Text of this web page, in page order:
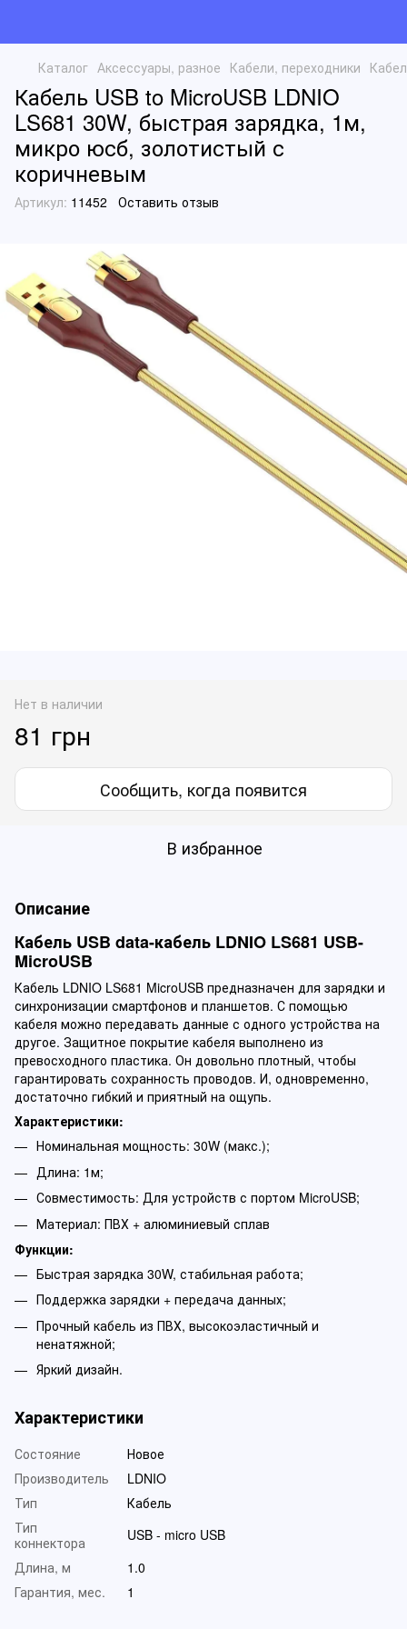
Каталог Аксессуары, разное Кабели, переходники
Кабель USB to MicroUSB LDNIO
LS681 30W, быстрая зарядка, 1м,
микро юсб, золотистый с
коричневым
Артикул: 11452 Оставить отзыв
Нет в наличии
81 грн
Сообщить, когда появится
В избранное
Описание
Кабель USB data-кабель LDNIO LS681 USB-
MicroUSB
Кабель LDNIO LS681 MicroUSB предназначен для зарядки и
синхронизации смартфонов и планшетов. С помощью
кабеля можно передавать данные с одного устройства на
другое. Защитное покрытие кабеля выполнено из
превосходного пластика. Он довольно плотный, чтобы
гарантировать сохранность проводов. И, одновременно,
достаточно гибкий и приятный на ощупь.
Характеристики:
Номинальная мощность: 30W (макс.);
Длина: 1м;
Совместимость: Для устройств с портом MicroUSB;
Материал: ПВХ + алюминиевый сплав
Функции:
Быстрая зарядка 30W, стабильная работа;
Поддержка зарядки + передача данных;
Прочный кабель из ПВХ, высокоэластичный и
ненатяжной;
Яркий дизайн.
Характеристики
Состояние
Новое
Производитель
LDNIO
Тип
Кабель
Тип
коннектора
USB - micro USB
Длина, м
1.0
Гарантия, мес.
1